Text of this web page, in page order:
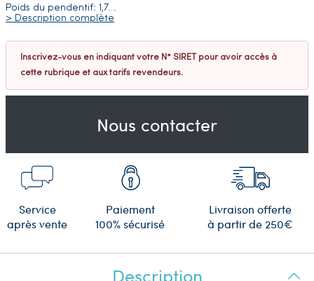
Poids du pendentif: 1,7…
> Description complète
Inscrivez-vous en indiquant votre N° SIRET pour avoir accès à
cette rubrique et aux tarifs revendeurs.
Nous contacter
Service
après vente
Paiement
100% sécurisé
Livraison offerte
à partir de 250€
Description